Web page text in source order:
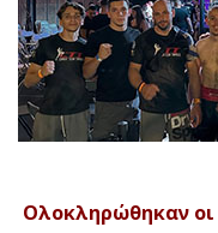
Ολοκληρώθηκαν οι